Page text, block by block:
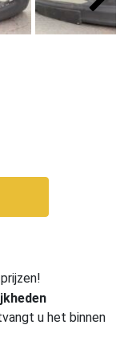
u het binnen